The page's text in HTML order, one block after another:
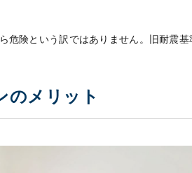
危険という訳ではありません。旧耐震
のメリット